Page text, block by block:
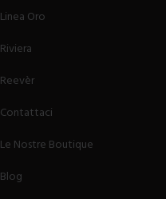
Linea Oro
Riviera
Reevèr
Contattaci
Le Nostre Boutique
Blog